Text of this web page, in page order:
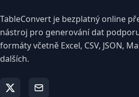
TableConvert je bezplatný online
nástroj pro generování dat
formáty včetně Excel, CSV, JSON,
dalších.